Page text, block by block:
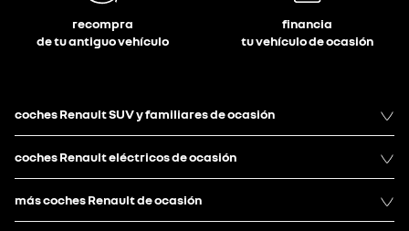
recompra
de tu antiguo vehículo
financia
tu vehículo de ocasión
coches Renault SUV y familiares de ocasión
coches Renault eléctricos de ocasión
más coches Renault de ocasión